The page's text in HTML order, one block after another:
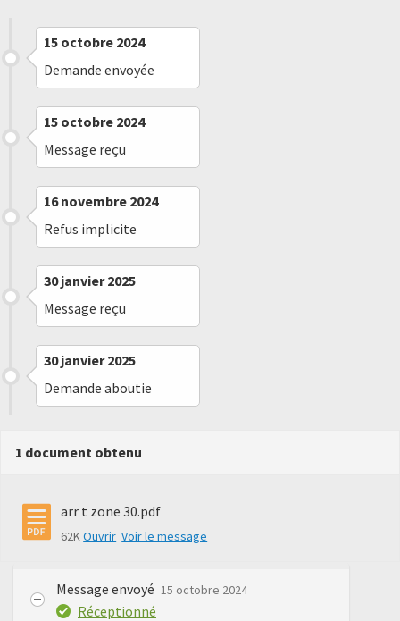
15 octobre 2024
Demande envoyée
15 octobre 2024
Message reçu
16 novembre 2024
Refus implicite
30 janvier 2025
Message reçu
30 janvier 2025
Demande aboutie
1 document obtenu
arr t zone 30.pdf
62KOuvrir Voir le message
Message envoyé 15 octobre 2024
Réceptionné